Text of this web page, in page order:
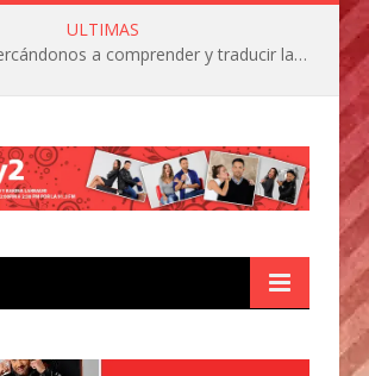
ULTIMAS
La IA está acercándonos a comprender y traducir las vocalizaciones y comportamientos de nuestras mascotas